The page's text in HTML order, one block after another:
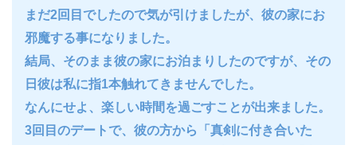
まだ2回目でしたので気が引けましたが、彼の家にお
邪魔する事になりました。
結局、そのまま彼の家にお泊まりしたのですが、その
日彼は私に指1本触れてきませんでした。
なんにせよ、楽しい時間を過ごすことが出来ました。
3回目のデートで、彼の方から「真剣に付き合いた